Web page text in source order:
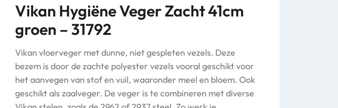
advies
Vikan Hygiëne Veger Zacht 41cm
groen – 31792
Vikan vloerveger met dunne, niet gespleten vezels. Deze
bezem is door de zachte polyester vezels vooral geschikt voor
het aanvegen van stof en vuil, waaronder meel en bloem. Ook
geschikt als zaalveger. De veger is te combineren met diverse